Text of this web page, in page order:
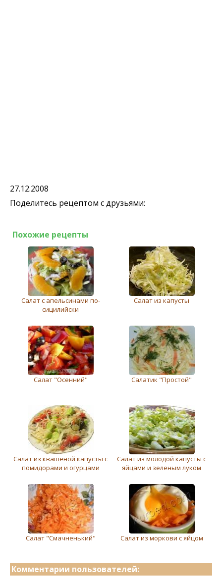
27.12.2008
Поделитесь рецептом с друзьями:
Похожие рецепты
Салат с апельсинами по-
сицилийски
Салат из капусты
Салат "Осенний" Салатик "Простой"
Салат из квашеной капусты с
помидорами и огурцами
Салат из молодой капусты с
яйцами и зеленым луком
Салат "Смачненький" Салат из моркови с яйцом
Комментарии пользователей: